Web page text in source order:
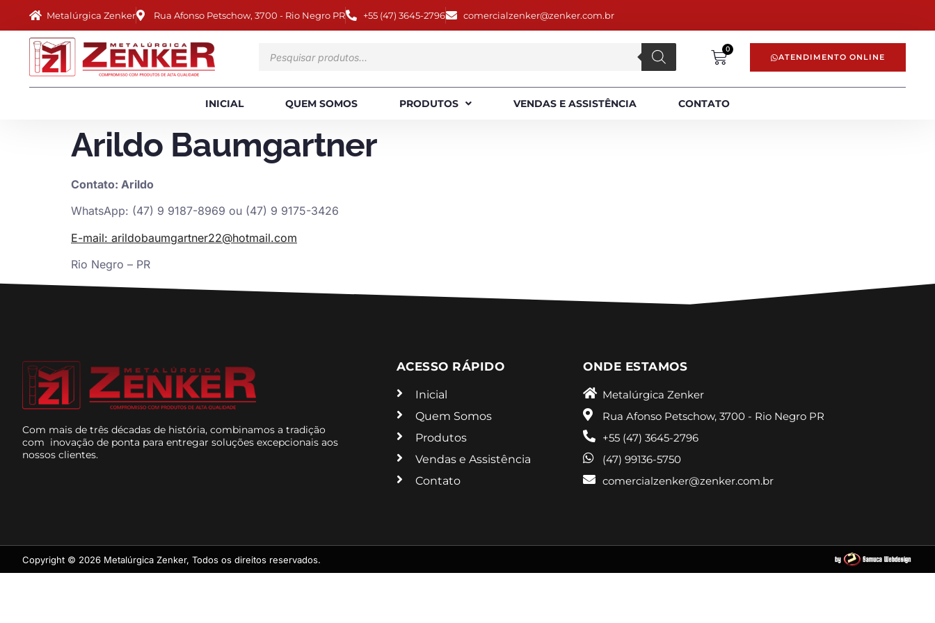
Metalúrgica Zenker Rua Afonso Petschow, 3700 - Rio Negro PR +55 (47) 3645-2796 comercialzenker@zenker.com.br
0
ATENDIMENTO ONLINE
INICIAL QUEM SOMOS PRODUTOS VENDAS E ASSISTÊNCIA CONTATO
Arildo Baumgartner
Contato: Arildo
WhatsApp: (47) 9 9187-8969 ou (47) 9 9175-3426
E-mail: arildobaumgartner22@hotmail.com
Rio Negro – PR
Com mais de três décadas de história, combinamos a tradição
com inovação de ponta para entregar soluções excepcionais aos
nossos clientes.
ACESSO RÁPIDO
Inicial
Quem Somos
Produtos
Vendas e Assistência
Contato
ONDE ESTAMOS
Metalúrgica Zenker
Rua Afonso Petschow, 3700 - Rio Negro PR
+55 (47) 3645-2796
(47) 99136-5750
comercialzenker@zenker.com.br
Copyright © 2026 Metalúrgica Zenker, Todos os direitos reservados.